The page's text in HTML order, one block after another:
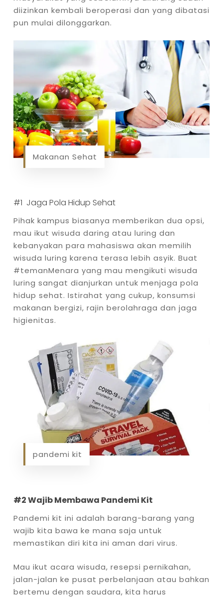
diizinkan kembali beroperasi dan yang dibatasi
pun mulai dilonggarkan.
Makanan Sehat
#1 Jaga Pola Hidup Sehat
Pihak kampus biasanya memberikan dua opsi,
mau ikut wisuda daring atau luring dan
kebanyakan para mahasiswa akan memilih
wisuda luring karena terasa lebih asyik. Buat
#temanMenara yang mau mengikuti wisuda
luring sangat dianjurkan untuk menjaga pola
hidup sehat. Istirahat yang cukup, konsumsi
makanan bergizi, rajin berolahraga dan jaga
higienitas.
pandemi kit
#2 Wajib Membawa Pandemi Kit
Pandemi kit ini adalah barang-barang yang
wajib kita bawa ke mana saja untuk
memastikan diri kita ini aman dari virus.
Mau ikut acara wisuda, resepsi pernikahan,
jalan-jalan ke pusat perbelanjaan atau bahkan
bertemu dengan saudara, kita harus